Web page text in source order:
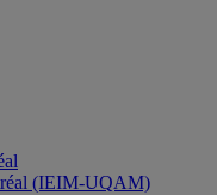
(IEIM-UQAM)